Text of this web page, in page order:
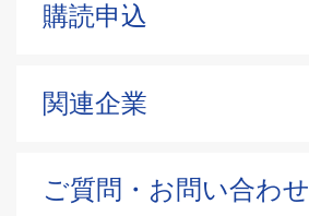
購読申込
関連企業
ご質問・お問い合わせ